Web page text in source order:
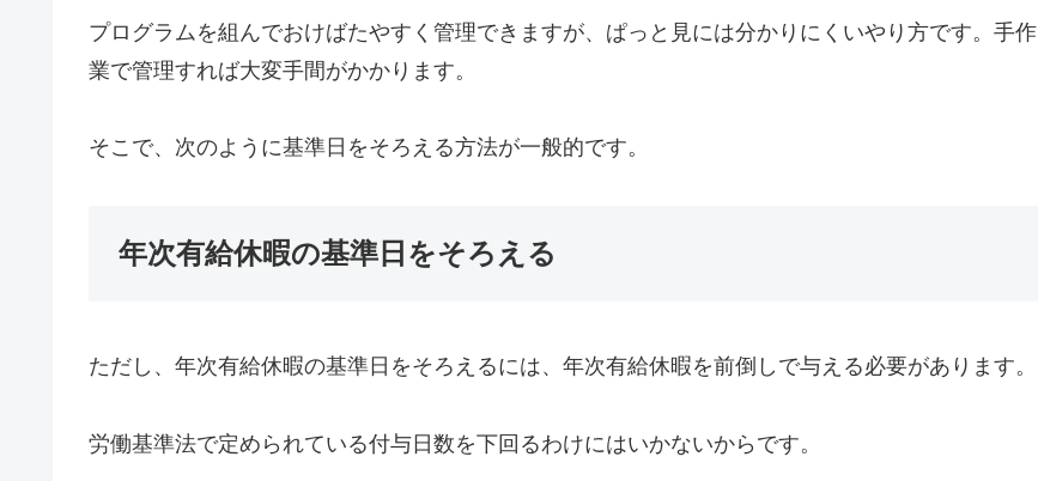
プログラムを組んでおけばたやすく管理できますが、ぱっと見には分かりにくいやり方です。手作
業で管理すれば大変手間がかかります。
そこで、次のように基準日をそろえる方法が一般的です。
年次有給休暇の基準日をそろえる
ただし、年次有給休暇の基準日をそろえるには、年次有給休暇を前倒しで与える必要があります。
労働基準法で定められている付与日数を下回るわけにはいかないからです。